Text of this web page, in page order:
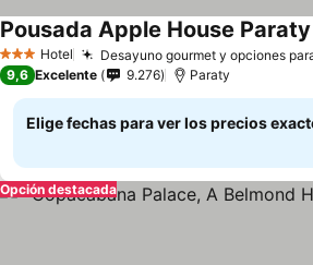
3 Estrellas
Hotel Desayuno gourmet y opciones
Pousada Apple House Paraty
9,6 Excelente 9.276 Paraty
Elige fechas para ver los precios
Opción destacada